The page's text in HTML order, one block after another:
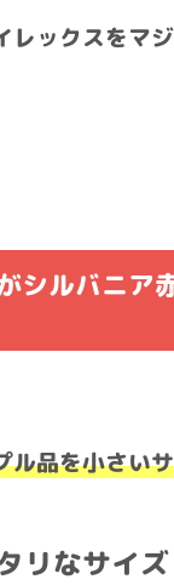
レックスをマ
シルバニア
ル品を小さい
リなサイズ